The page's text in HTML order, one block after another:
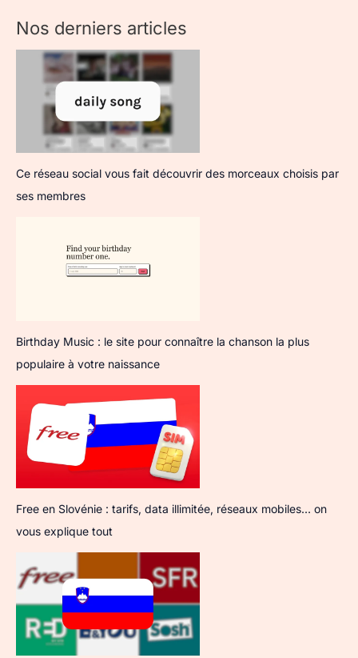
Nos derniers articles
Ce réseau social vous fait découvrir des morceaux choisis par
ses membres
Birthday Music : le site pour connaître la chanson la plus
populaire à votre naissance
Free en Slovénie : tarifs, data illimitée, réseaux mobiles… on
vous explique tout